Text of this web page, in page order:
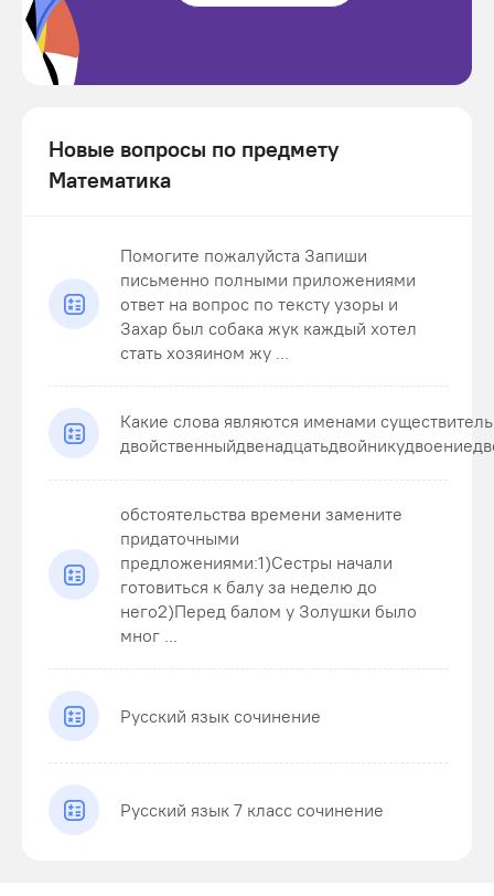
Новые вопросы по предмету
Математика
Помогите пожалуйста Запиши
письменно полными приложениями
ответ на вопрос по тексту узоры и
Захар был собака жук каждый хотел
стать хозяином жу ...
Какие слова являются именами
обстоятельства времени замените
придаточными
предложениями:1)Сестры начали
готовиться к балу за неделю до
него2)Перед балом у Золушки было
мног ...
Русский язык сочинение
Русский язык 7 класс сочинение